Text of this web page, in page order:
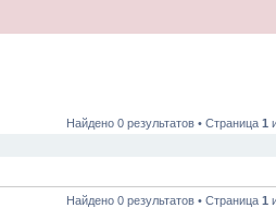
Найдено 0 результатов • Страница 1
Найдено 0 результатов • Страница 1